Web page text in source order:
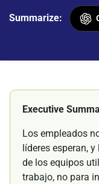
Summarize:
Executive
Los empleados
líderes esperan,
de los equipos
trabajo, no para